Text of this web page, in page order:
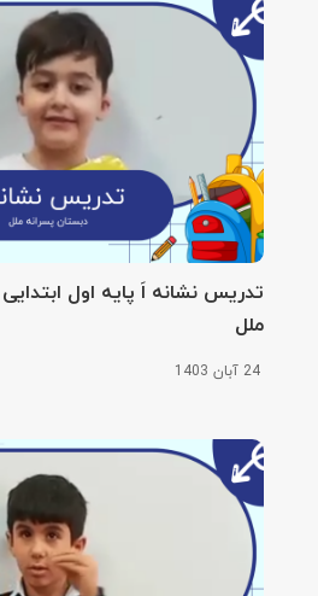
تدریس نشانه اَ پایه اول
ملل
24 آبان 1403